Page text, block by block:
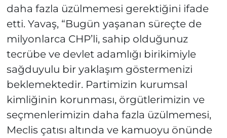
daha fazla üzülmemesi gerektiğini ifade
etti. Yavaş, “Bugün yaşanan süreçte de
milyonlarca CHP’li, sahip olduğunuz
tecrübe ve devlet adamlığı birikimiyle
sağduyulu bir yaklaşım göstermenizi
beklemektedir. Partimizin kurumsal
kimliğinin korunması, örgütlerimizin ve
seçmenlerimizin daha fazla üzülmemesi,
Meclis çatısı altında ve kamuoyu önünde